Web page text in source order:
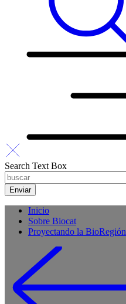
Search Text Box
Inicio
Sobre Biocat
Proyectando la BioRegión